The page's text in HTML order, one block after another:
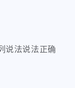
说法说法正确